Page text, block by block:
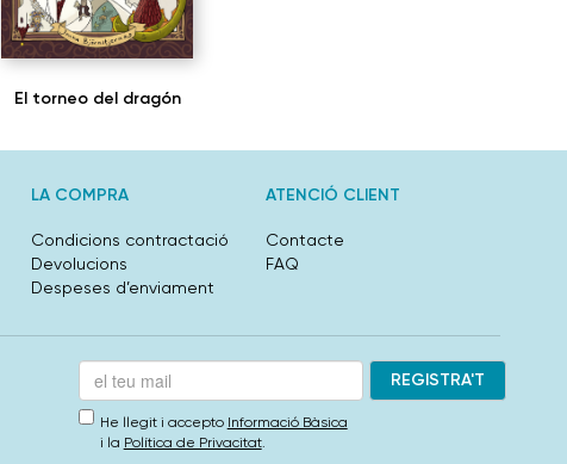
El torneo del dragón
LA COMPRA
Condicions contractació
Devolucions
Despeses d’enviament
ATENCIÓ CLIENT
Contacte
FAQ
He llegit i accepto Informació Bàsica
i la Política de Privacitat.